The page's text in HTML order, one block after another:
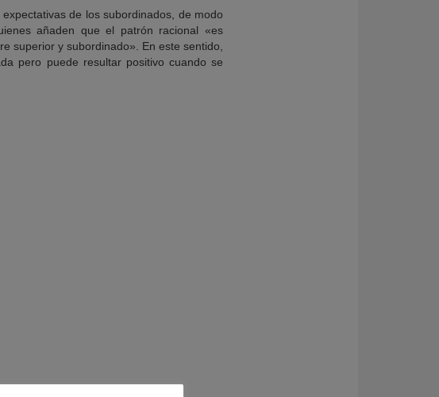
de los subordinados, de modo
añaden que el patrón racional «es
superior y subordinado». En este sentido,
pero puede resultar positivo cuando se